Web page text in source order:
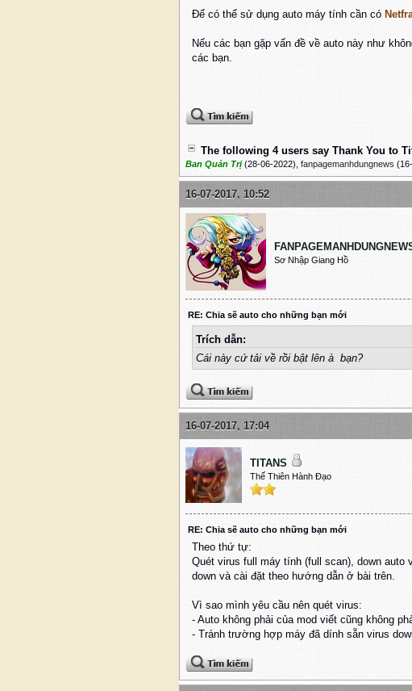
Để có thể sử dụng auto máy tính cần có
Nếu các bạn gặp vấn đề về auto này như
các bạn.
The following 4 users say Thank You to
Ban Quản Trị(28-06-2022) fanpagemanhdungnews
16-07-2017, 10:52
Sơ Nhập Giang Hồ
RE: Chia sẽ auto cho những bạn mới
Trích dẫn:
Cái này cứ tải về rồi bật lên à bạn?
16-07-2017, 17:04
TITANS
Thế Thiên Hành Đạo
RE: Chia sẽ auto cho những bạn mới
Theo thứ tự:
Quét virus full máy tính (full scan), down auto
down và cài đặt theo hướng dẫn ở bài trên.
Vì sao mình yêu cầu nên quét virus:
- Auto không phải của mod viết cũng không
- Tránh trường hợp máy đã dính sẵn virus